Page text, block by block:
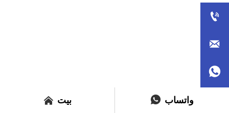
 بيت  واتساب


